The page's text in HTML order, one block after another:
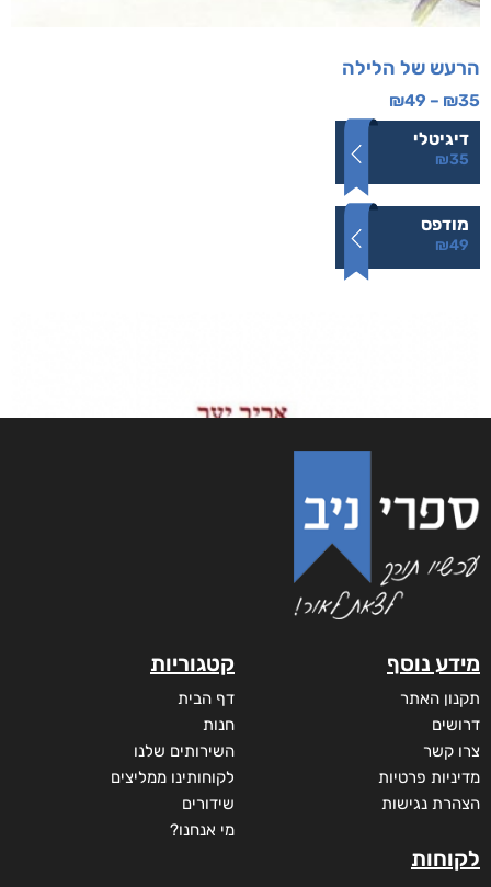
הרעש של הלילה
₪35
–
₪49
דיגיטלי
₪35
מודפס
₪49
מידע נוסף
תקנון האתר
דרושים
צרו קשר
מדיניות פרטיות
הצהרת נגישות
לקוחות
קטגוריות
דף הבית
חנות
השירותים שלנו
לקוחותינו ממליצים
שידורים
מי אנחנו?